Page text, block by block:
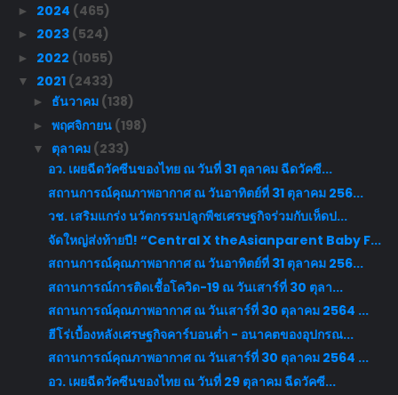
► 2024 (465)
► 2023 (524)
► 2022 (1055)
▼ 2021 (2433)
► ธันวาคม (138)
► พฤศจิกายน (198)
▼ ตุลาคม (233)
อว. เผยฉีดวัคซีนของไทย ณ วันที่ 31 ตุลาคม ฉีดวัคซี...
สถานการณ์คุณภาพอากาศ ณ วันอาทิตย์ที่ 31 ตุลาคม 256...
วช. เสริมแกร่ง นวัตกรรมปลูกพืชเศรษฐกิจร่วมกับเห็ดป...
จัดใหญ่ส่งท้ายปี! “Central X theAsianparent Baby F...
สถานการณ์คุณภาพอากาศ ณ วันอาทิตย์ที่ 31 ตุลาคม 256...
สถานการณ์การติดเชื้อโควิด-19 ณ วันเสาร์ที่ 30 ตุลา...
สถานการณ์คุณภาพอากาศ ณ วันเสาร์ที่ 30 ตุลาคม 2564 ...
ฮีโร่เบื้องหลังเศรษฐกิจคาร์บอนต่ำ - อนาคตของอุปกรณ...
สถานการณ์คุณภาพอากาศ ณ วันเสาร์ที่ 30 ตุลาคม 2564 ...
อว. เผยฉีดวัคซีนของไทย ณ วันที่ 29 ตุลาคม ฉีดวัคซี...